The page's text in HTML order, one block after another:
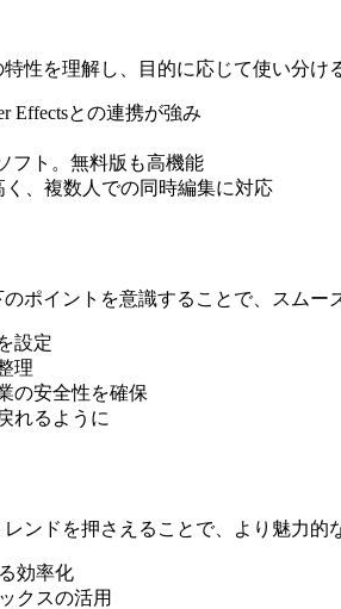
性を理解し、目的に応じて使い分け
Effectsとの連携が強み
フト。無料版も高機能
く、複数人での同時編集に対応
ポイントを意識することで、スムー
設定
理
の安全性を確保
れるように
ンドを押さえることで、より魅力的
効率化
クスの活用